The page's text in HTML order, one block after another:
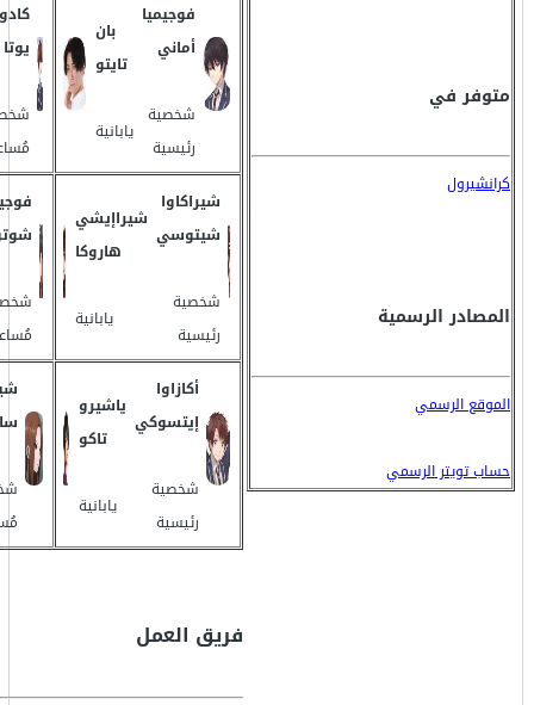
متوفر في
كرانشيرول
المصادر الرسمية
الموقع الرسمي
حساب تويتر الرسمي
فوجيميا
أماني
شخصية
رئيسية
بان
تايتو
يابانية
يوتا
شيراكاوا
شيتوسي
شخصية
رئيسية
شيراإيشي
هاروكا
يابانية
أكازاوا
إيتسوكي
شخصية
رئيسية
ياشيرو
تاكو
يابانية
فريق العمل